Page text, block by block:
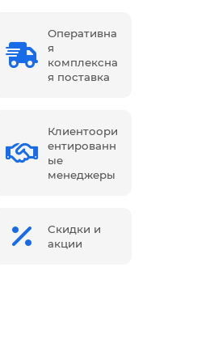
Оперативна
я
комплексна
я поставка
Клиентоори
ентированн
ые
менеджеры
Скидки и
акции